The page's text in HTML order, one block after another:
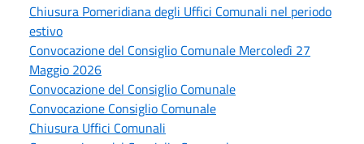
Chiusura Pomeridiana degli Uffici Comunali nel periodo
estivo
Convocazione del Consiglio Comunale Mercoledì 27
Maggio 2026
Convocazione del Consiglio Comunale
Convocazione Consiglio Comunale
Chiusura Uffici Comunali